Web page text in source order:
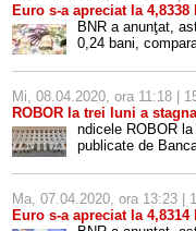
Euro s-a apreciat la 4,8338
BNR a anunţat,
0,24 bani,
Mi, 08.04.2020, ora 11:18 |
ROBOR la trei luni a
ndicele ROBOR
publicate de
Ma, 07.04.2020, ora 13:23 |
Euro s-a apreciat la 4,8314